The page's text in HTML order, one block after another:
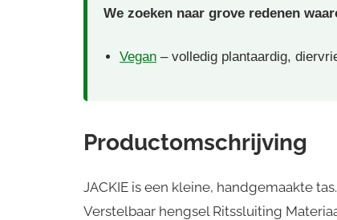
We zoeken naar grove redenen
Vegan – volledig plantaardig,
Productomschrijving
JACKIE is een kleine, handgemaakte
Verstelbaar hengsel Ritssluiting